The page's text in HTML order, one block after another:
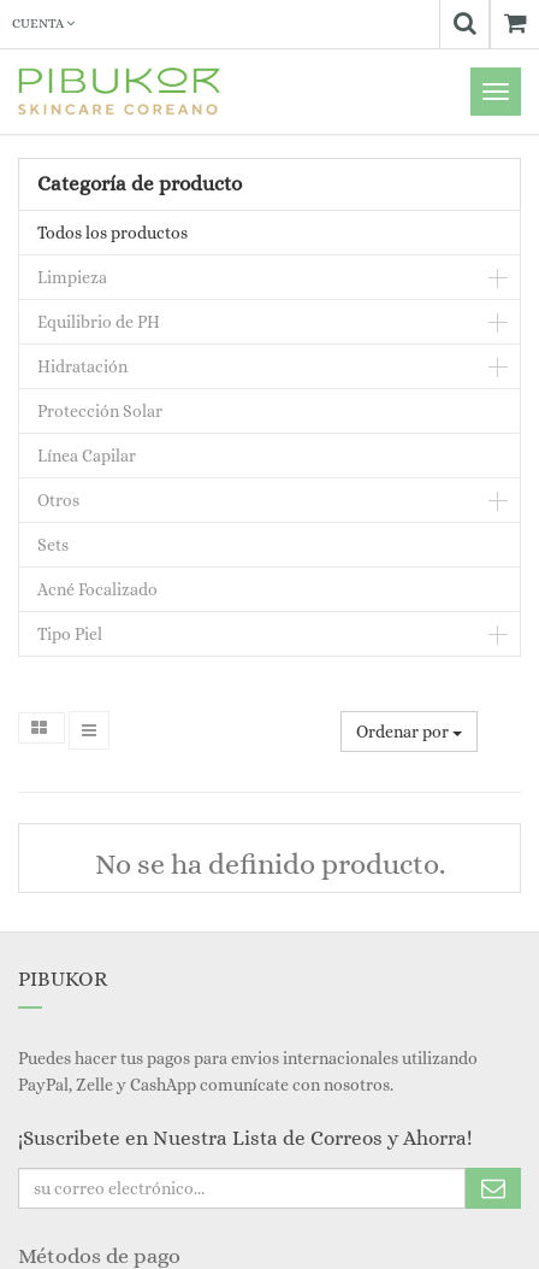
CUENTA
Menú
de
Categoría de producto
Todos los productos
Limpieza
Equilibrio de PH
Hidratación
Protección Solar
Línea Capilar
Otros
Sets
Acné Focalizado
Tipo Piel
Ordenar por
No se ha definido producto.
PIBUKOR
Puedes hacer tus pagos para envios internacionales utilizando
PayPal, Zelle y CashApp comunícate con nosotros.
¡Suscribete en Nuestra Lista de Correos y Ahorra!
Métodos de pago